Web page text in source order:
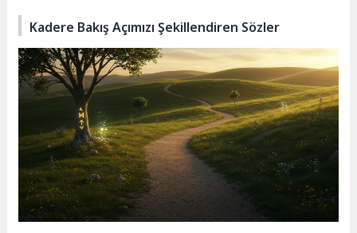
Kadere Bakış Açımızı Şekillendiren Sözler